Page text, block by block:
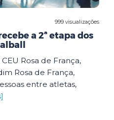
999 visualizações
a 2ª etapa dos
Rosa de França,
Rosa de França,
entre atletas,